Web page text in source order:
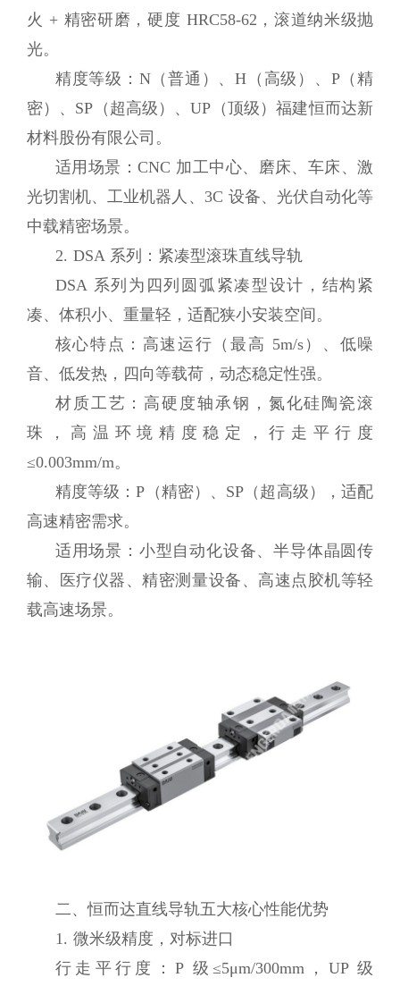
火 + 精密研磨，硬度 HRC58-62，滚道纳米级抛
光。
精度等级：N（普通）、H（高级）、P（精
密）、SP（超高级）、UP（顶级）福建恒而达新
材料股份有限公司。
适用场景：CNC 加工中心、磨床、车床、激
光切割机、工业机器人、3C 设备、光伏自动化等
中载精密场景。
2. DSA 系列：紧凑型滚珠直线导轨
DSA 系列为四列圆弧紧凑型设计，结构紧
凑、体积小、重量轻，适配狭小安装空间。
核心特点：高速运行（最高 5m/s）、低噪
音、低发热，四向等载荷，动态稳定性强。
材质工艺：高硬度轴承钢，氮化硅陶瓷滚
珠，高温环境精度稳定，行走平行度
≤0.003mm/m。
精度等级：P（精密）、SP（超高级），适配
高速精密需求。
适用场景：小型自动化设备、半导体晶圆传
输、医疗仪器、精密测量设备、高速点胶机等轻
载高速场景。
二、恒而达直线导轨五大核心性能优势
1. 微米级精度，对标进口
行走平行度：P 级≤5μm/300mm，UP 级